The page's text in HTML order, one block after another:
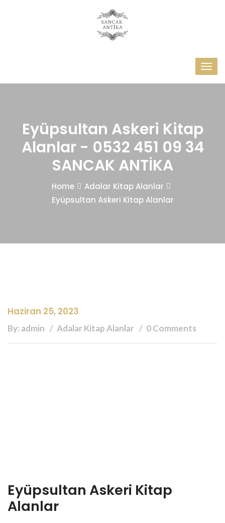
Eyüpsultan Askeri Kitap
Alanlar - 0532 451 09 34
SANCAK ANTİKA
Home
Adalar Kitap Alanlar
Eyüpsultan Askeri Kitap Alanlar
Haziran 25, 2023
By: admin Adalar Kitap Alanlar 0 Comments
Eyüpsultan Askeri Kitap
Alanlar